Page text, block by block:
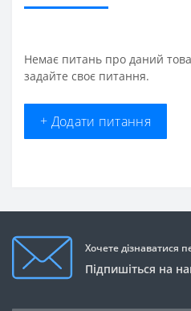
Немає питань про даний
задайте своє питання.
+ Додати питання
Хочете дізнаватися
Підпишіться на